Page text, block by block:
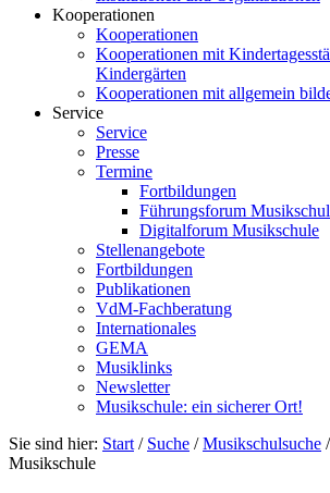
Kooperationen
Kooperationen
Kooperationen mit
Kindergärten
Kooperationen mit allgemein
Service
Service
Presse
Termine
Fortbildungen
Führungsforum
Digitalforum Musikschule
Stellenangebote
Fortbildungen
Publikationen
VdM-Fachberatung
Internationales
GEMA
Musiklinks
Newsletter
Musikschule: ein sicherer Ort!
Sie sind hier: Start / Suche /Musikschulsuche /
Musikschule